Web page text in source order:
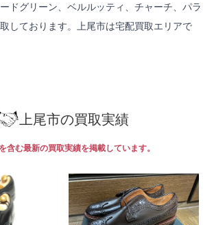
ドグリーン、ベルルッティ、チャーチ、パラ
しております。上尾市は宅配買取エリアで
上尾市の買取実績
含む最新の買取実績を掲載しています。